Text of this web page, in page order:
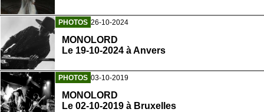
PHOTOS 26-10-2024
MONOLORD
Le 19-10-2024 à Anvers
PHOTOS 03-10-2019
MONOLORD
Le 02-10-2019 à Bruxelles